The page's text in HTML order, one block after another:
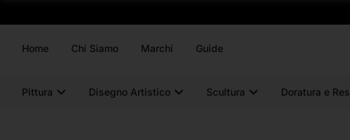
Home Chi Siamo Marchi Guide
Pittura Disegno Artistico Scultura Doratura e